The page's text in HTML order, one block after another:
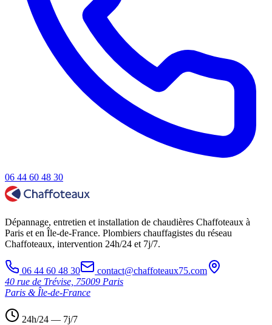
06 44 60 48 30
Dépannage, entretien et installation de chaudières Chaffoteaux à
Paris et en Île-de-France. Plombiers chauffagistes du réseau
Chaffoteaux, intervention 24h/24 et 7j/7.
06 44 60 48 30
contact@chaffoteaux75.com
40 rue de Trévise, 75009 Paris
Paris & Île-de-France
24h/24 — 7j/7